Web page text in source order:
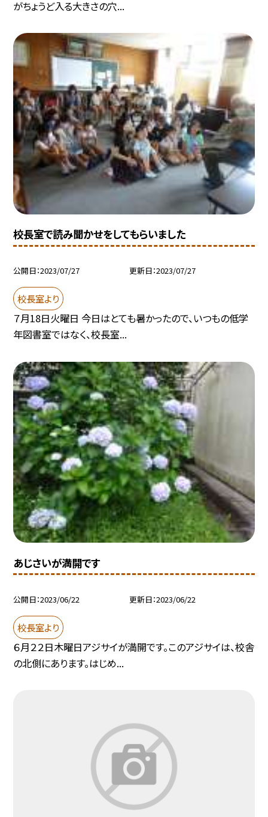
がちょうど入る大きさの穴...
校長室で読み聞かせをしてもらいました
公開日 2023/07/27 更新日 2023/07/27
校長室より
７月18日火曜日 今日はとても暑かったので、いつもの低学
年図書室ではなく、校長室...
あじさいが満開です
公開日 2023/06/22 更新日 2023/06/22
校長室より
６月２２日木曜日アジサイが満開です。このアジサイは、校舎
の北側にあります。はじめ...